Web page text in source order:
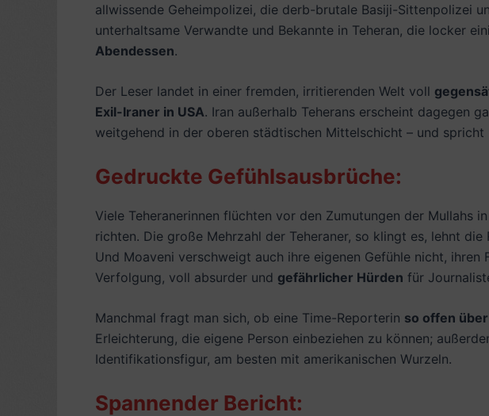
allwissende Geheimpolizei, die derb-brutale Basiji-Sittenpolizei
unterhaltsame Verwandte und Bekannte in Teheran, die locker
Abendessen.
Der Leser landet in einer fremden, irritierenden Welt voll
Exil-Iraner in USA. Iran außerhalb Teherans erscheint dagegen
weitgehend in der oberen städtischen Mittelschicht – und
Gedruckte Gefühlsausbrüche:
Viele Teheranerinnen flüchten vor den Zumutungen der Mullahs
richten. Die große Mehrzahl der Teheraner, so klingt es, lehnt
Und Moaveni verschweigt auch ihre eigenen Gefühle nicht,
Verfolgung, voll absurder und gefährlicher Hürden für
Manchmal fragt man sich, ob eine Time-Reporterin so offen
Erleichterung, die eigene Person einbeziehen zu können;
Identifikationsfigur, am besten mit amerikanischen Wurzeln.
Spannender Bericht: